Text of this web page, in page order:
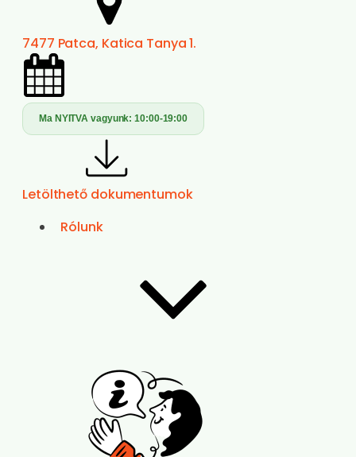
7477 Patca, Katica Tanya 1.
Ma NYITVA vagyunk:10:00-19:00
Letölthető dokumentumok
Rólunk